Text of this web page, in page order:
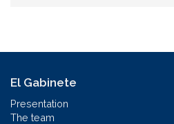
El Gabinete
Presentation
The team